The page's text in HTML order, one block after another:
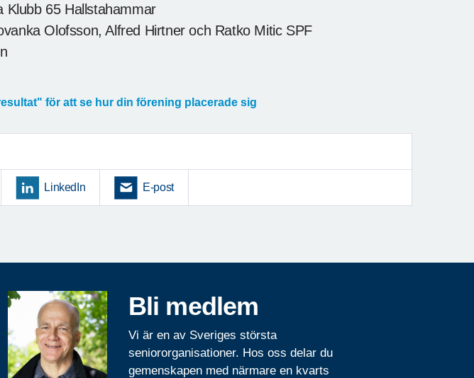
Klubb 65 Hallstahammar
Olofsson, Alfred Hirtner och Ratko Mitic SPF
för att se hur din förening placerade sig
LinkedIn E-post
Bli medlem
Vi är en av Sveriges största
seniororganisationer. Hos oss delar du
gemenskapen med närmare en kvarts